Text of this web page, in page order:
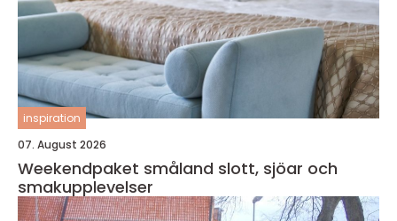
inspiration
07. August 2026
Weekendpaket småland slott, sjöar och
smakupplevelser